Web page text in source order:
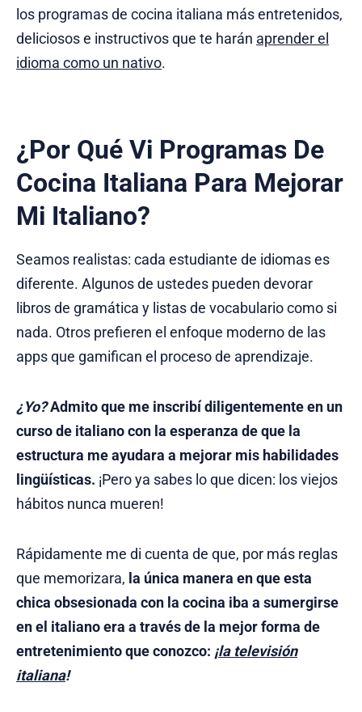
los programas de cocina italiana más entretenidos,
deliciosos e instructivos que te harán aprender el
idioma como un nativo.
¿Por Qué Vi Programas De
Cocina Italiana Para Mejorar
Mi Italiano?
Seamos realistas: cada estudiante de idiomas es
diferente. Algunos de ustedes pueden devorar
libros de gramática y listas de vocabulario como si
nada. Otros prefieren el enfoque moderno de las
apps que gamifican el proceso de aprendizaje.
¿Yo?Admito que me inscribí diligentemente en un
curso de italiano con la esperanza de que la
estructura me ayudara a mejorar mis habilidades
lingüísticas. ¡Pero ya sabes lo que dicen: los viejos
hábitos nunca mueren!
Rápidamente me di cuenta de que, por más reglas
que memorizara, la única manera en que esta
chica obsesionada con la cocina iba a sumergirse
en el italiano era a través de la mejor forma de
entretenimiento que conozco: ¡la televisión
italiana!